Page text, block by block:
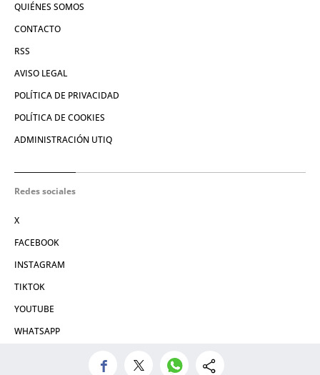
QUIÉNES SOMOS
CONTACTO
RSS
AVISO LEGAL
POLÍTICA DE PRIVACIDAD
POLÍTICA DE COOKIES
ADMINISTRACIÓN UTIQ
Redes sociales
X
FACEBOOK
INSTAGRAM
TIKTOK
YOUTUBE
WHATSAPP